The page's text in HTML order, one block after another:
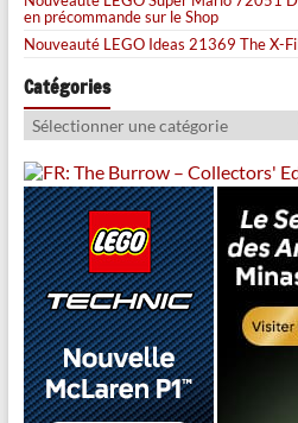
en précommande sur le Shop
Nouveauté LEGO Ideas 21369 The X-
Catégories
Catégories